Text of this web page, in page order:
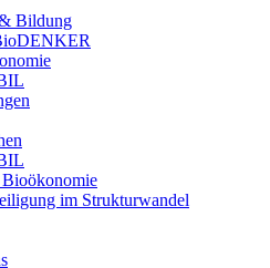
Bildung
im Strukturwandel